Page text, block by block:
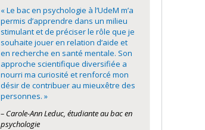
« Le bac en psychologie à l’UdeM m’a
permis d’apprendre dans un milieu
stimulant et de préciser le rôle que je
souhaite jouer en relation d’aide et
en recherche en santé mentale. Son
approche scientifique diversifiée a
nourri ma curiosité et renforcé mon
désir de contribuer au mieuxêtre des
personnes. »
– Carole-Ann Leduc, étudiante au bac en
psychologie